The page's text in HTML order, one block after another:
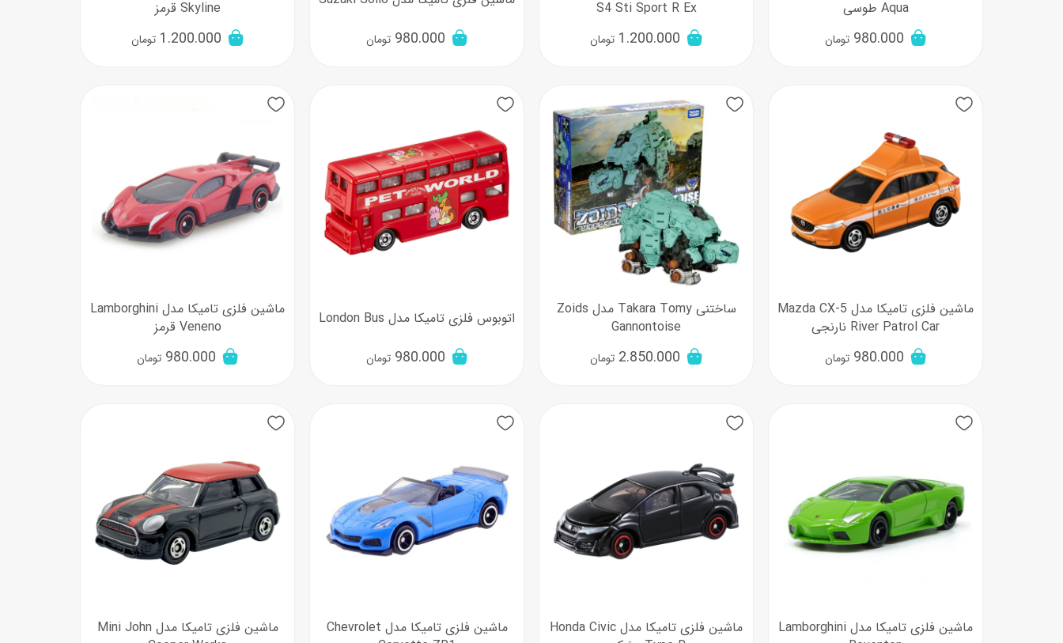
Aqua طوسی
980.000 تومان
S4 Sti Sport R Ex
1.200.000 تومان 980.000 تومان
Skyline قرمز
1.200.000 تومان
ماشین فلزی تامیکا مدل Mazda CX-5
River Patrol Car نارنجی
980.000 تومان
ساختنی Takara Tomy مدل Zoids
Gannontoise
2.850.000 تومان
اتوبوس فلزی تامیکا مدل London Bus
980.000 تومان
ماشین فلزی تامیکا مدل Lamborghini
Veneno قرمز
980.000 تومان
ماشین فلزی تامیکا مدل Lamborghini
ماشین فلزی تامیکا مدل Honda Civic
ماشین فلزی تامیکا مدل Chevrolet
ماشین فلزی تامیکا مدل Mini John